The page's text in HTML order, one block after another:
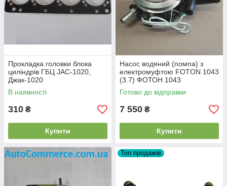
Прокладка головки блока
циліндрів ГБЦ JAC-1020,
Джак-1020
В наявності
310 ₴
Купити
Насос водяний (помпа) з
електромуфтою FOTON 1043
(3.7) ФОТОН 1043
Готово до відправки
7 550 ₴
Купити
Топ продажів